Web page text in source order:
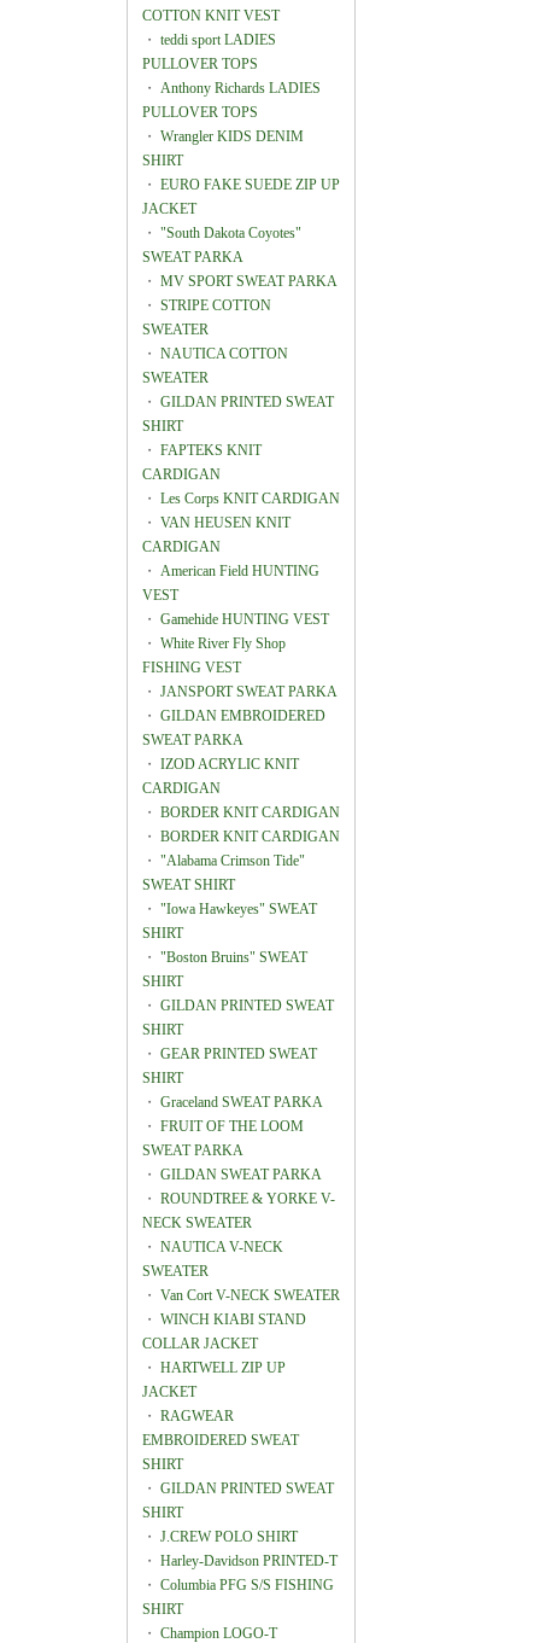
COTTON KNIT VEST
・ teddi sport LADIES
PULLOVER TOPS
・ Anthony Richards LADIES
PULLOVER TOPS
・ Wrangler KIDS DENIM
SHIRT
・ EURO FAKE SUEDE ZIP UP
JACKET
・ "South Dakota Coyotes"
SWEAT PARKA
・ MV SPORT SWEAT PARKA
・ STRIPE COTTON
SWEATER
・ NAUTICA COTTON
SWEATER
・ GILDAN PRINTED SWEAT
SHIRT
・ FAPTEKS KNIT
CARDIGAN
・ Les Corps KNIT CARDIGAN
・ VAN HEUSEN KNIT
CARDIGAN
・ American Field HUNTING
VEST
・ Gamehide HUNTING VEST
・ White River Fly Shop
FISHING VEST
・ JANSPORT SWEAT PARKA
・ GILDAN EMBROIDERED
SWEAT PARKA
・ IZOD ACRYLIC KNIT
CARDIGAN
・ BORDER KNIT CARDIGAN
・ BORDER KNIT CARDIGAN
・ "Alabama Crimson Tide"
SWEAT SHIRT
・ "Iowa Hawkeyes" SWEAT
SHIRT
・ "Boston Bruins" SWEAT
SHIRT
・ GILDAN PRINTED SWEAT
SHIRT
・ GEAR PRINTED SWEAT
SHIRT
・ Graceland SWEAT PARKA
・ FRUIT OF THE LOOM
SWEAT PARKA
・ GILDAN SWEAT PARKA
・ ROUNDTREE & YORKE V-
NECK SWEATER
・ NAUTICA V-NECK
SWEATER
・ Van Cort V-NECK SWEATER
・ WINCH KIABI STAND
COLLAR JACKET
・ HARTWELL ZIP UP
JACKET
・ RAGWEAR
EMBROIDERED SWEAT
SHIRT
・ GILDAN PRINTED SWEAT
SHIRT
・ J.CREW POLO SHIRT
・ Harley-Davidson PRINTED-T
・ Columbia PFG S/S FISHING
SHIRT
・ Champion LOGO-T